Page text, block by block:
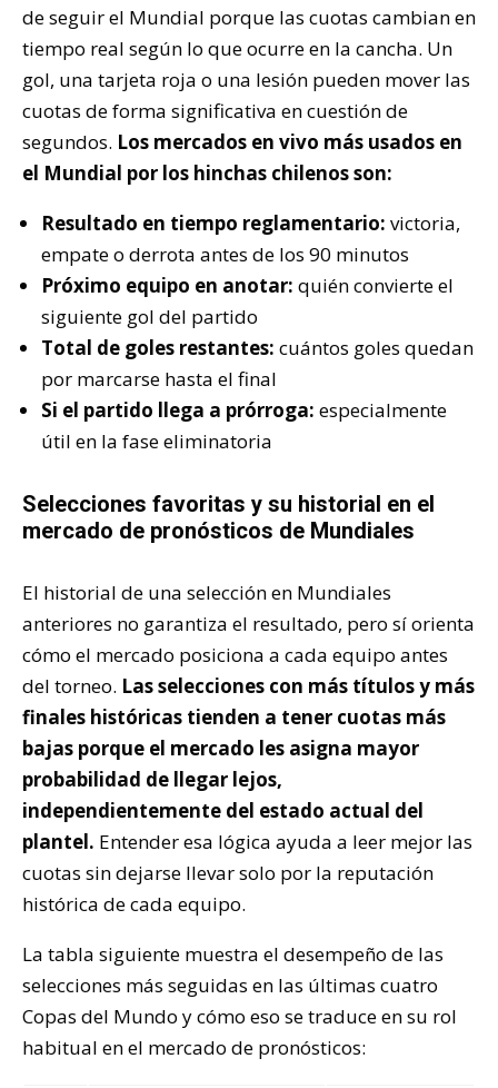
de seguir el Mundial porque las cuotas cambian en
tiempo real según lo que ocurre en la cancha. Un
gol, una tarjeta roja o una lesión pueden mover las
cuotas de forma significativa en cuestión de
segundos. Los mercados en vivo más usados en
el Mundial por los hinchas chilenos son:
Resultado en tiempo reglamentario: victoria,
empate o derrota antes de los 90 minutos
Próximo equipo en anotar: quién convierte el
siguiente gol del partido
Total de goles restantes: cuántos goles quedan
por marcarse hasta el final
Si el partido llega a prórroga: especialmente
útil en la fase eliminatoria
Selecciones favoritas y su historial en el
mercado de pronósticos de Mundiales
El historial de una selección en Mundiales
anteriores no garantiza el resultado, pero sí orienta
cómo el mercado posiciona a cada equipo antes
del torneo. Las selecciones con más títulos y más
finales históricas tienden a tener cuotas más
bajas porque el mercado les asigna mayor
probabilidad de llegar lejos,
independientemente del estado actual del
plantel. Entender esa lógica ayuda a leer mejor las
cuotas sin dejarse llevar solo por la reputación
histórica de cada equipo.
La tabla siguiente muestra el desempeño de las
selecciones más seguidas en las últimas cuatro
Copas del Mundo y cómo eso se traduce en su rol
habitual en el mercado de pronósticos: